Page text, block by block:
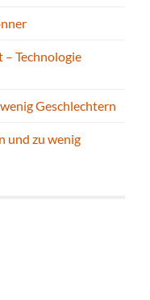
– Technologie
Geschlechtern
und zu wenig